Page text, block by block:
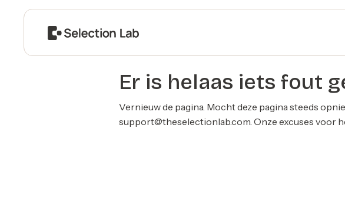
Er is helaas iets fout
Vernieuw de pagina. Mocht deze pagina steeds
support@theselectionlab.com. Onze excuses voor